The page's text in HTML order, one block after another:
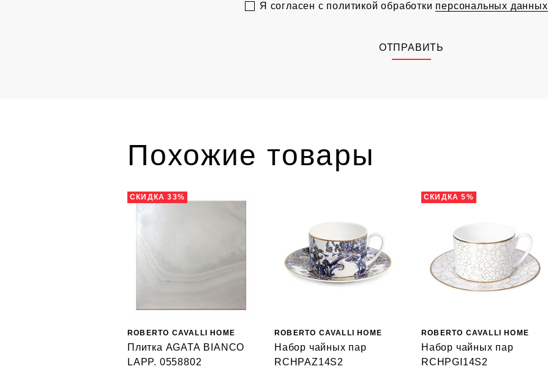
Я согласен с политикой обработки персональных данных
ОТПРАВИТЬ
Похожие товары
СКИДКА 33%
ROBERTO CAVALLI HOME
Плитка AGATA BIANCO
LAPP. 0558802
ROBERTO CAVALLI HOME
Набор чайных пар
RCHPAZ14S2
СКИДКА 5%
ROBERTO CAVALLI HOME
Набор чайных пар
RCHPGI14S2